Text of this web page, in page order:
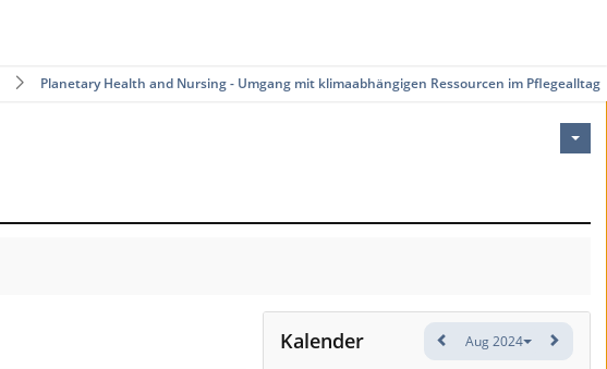
Planetary Health and Nursing - Umgang mit klimaabhängigen Ressourcen im Pflegealltag
Kalender Aug 2024